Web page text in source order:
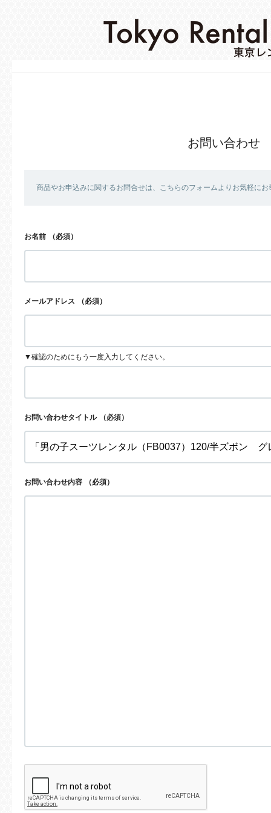
お問い合わせ
商品やお申込みに関するお問合せは、こちらのフォームよりお気軽にお
お名前 （必須）
メールアドレス （必須）
▼確認のためにもう一度入力してください。
お問い合わせタイトル （必須）
お問い合わせ内容 （必須）